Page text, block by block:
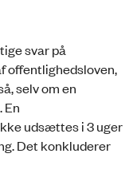
svar på
offentlighedsloven,
selv om en
En
udsættes i 3 uger
Det konkluderer